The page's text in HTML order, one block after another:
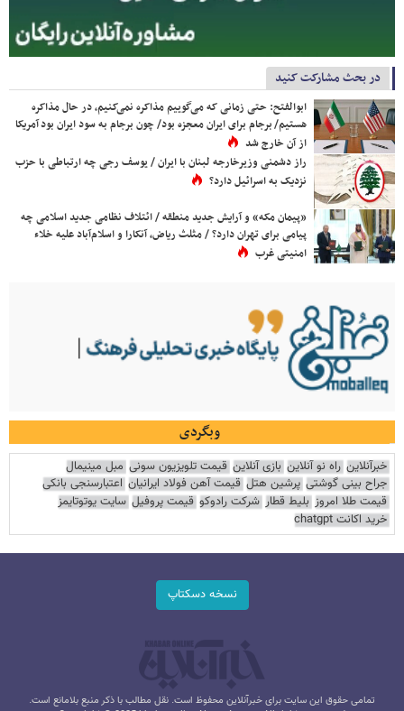
در بحث مشارکت کنید
ابوالفتح: حتی زمانی که می‌گوییم مذاکره نمی‌کنیم، در حال مذاکره
هستیم/ برجام برای ایران معجزه بود/ چون برجام به سود ایران بود آمریکا
از آن خارج شد
راز دشمنی وزیرخارجه لبنان با ایران / یوسف رجی چه ارتباطی با حزب
نزدیک به اسرائیل دارد؟
«پیمان مکه» و آرایش جدید منطقه / ائتلاف نظامی جدید اسلامی چه
پیامی برای تهران دارد؟ / مثلث ریاض، آنکارا و اسلام‌آباد علیه خلاء
امنیتی غرب
وبگردی
خبرآنلاین راه نو آنلاین بازی آنلاین قیمت تلویزیون سونی مبل مینیمال
جراح بینی گوشتی پرشین هتل قیمت آهن فولاد ایرانیان اعتبارسنجی بانکی
قیمت طلا امروز بلیط قطار شرکت رادوکو قیمت پروفیل سایت یوتوتایمز
خرید اکانت chatgpt
نسخه دسکتاپ
تمامی حقوق این سایت برای خبرآنلاین محفوظ است. نقل مطالب با ذکر منبع بلامانع است.